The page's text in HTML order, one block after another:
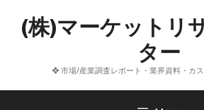
へ
(株)マーケットリ
ター
❖ 市場/産業調査レポート・業界資料・カ